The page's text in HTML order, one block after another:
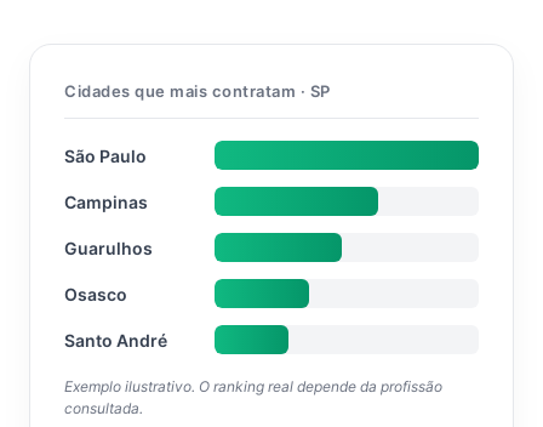
Cidades que mais contratam · SP
São Paulo
Campinas
Guarulhos
Osasco
Santo André
Exemplo ilustrativo. O ranking real depende da profissão
consultada.